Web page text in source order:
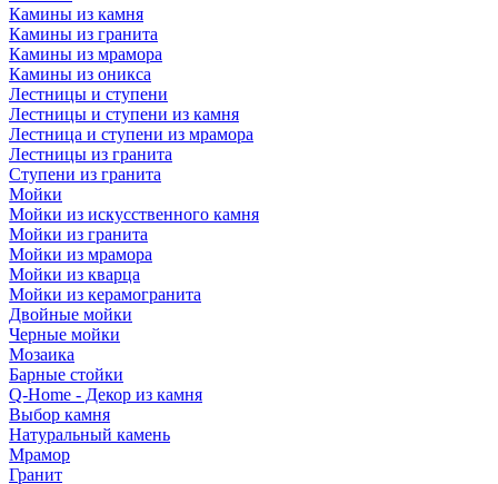
Камины из камня
Камины из гранита
Камины из мрамора
Камины из оникса
Лестницы и ступени
Лестницы и ступени из камня
Лестница и ступени из мрамора
Лестницы из гранита
Ступени из гранита
Мойки
Мойки из искусственного камня
Мойки из гранита
Мойки из мрамора
Мойки из кварца
Мойки из керамогранита
Двойные мойки
Черные мойки
Мозаика
Барные стойки
Q-Home - Декор из камня
Выбор камня
Натуральный камень
Мрамор
Гранит